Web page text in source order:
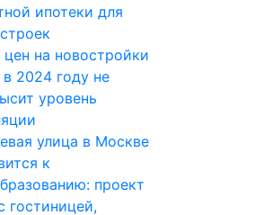
ипотеки для
цен на новостройки
2024 году не
уровень
улица в Москве
к
проект
гостиницей,